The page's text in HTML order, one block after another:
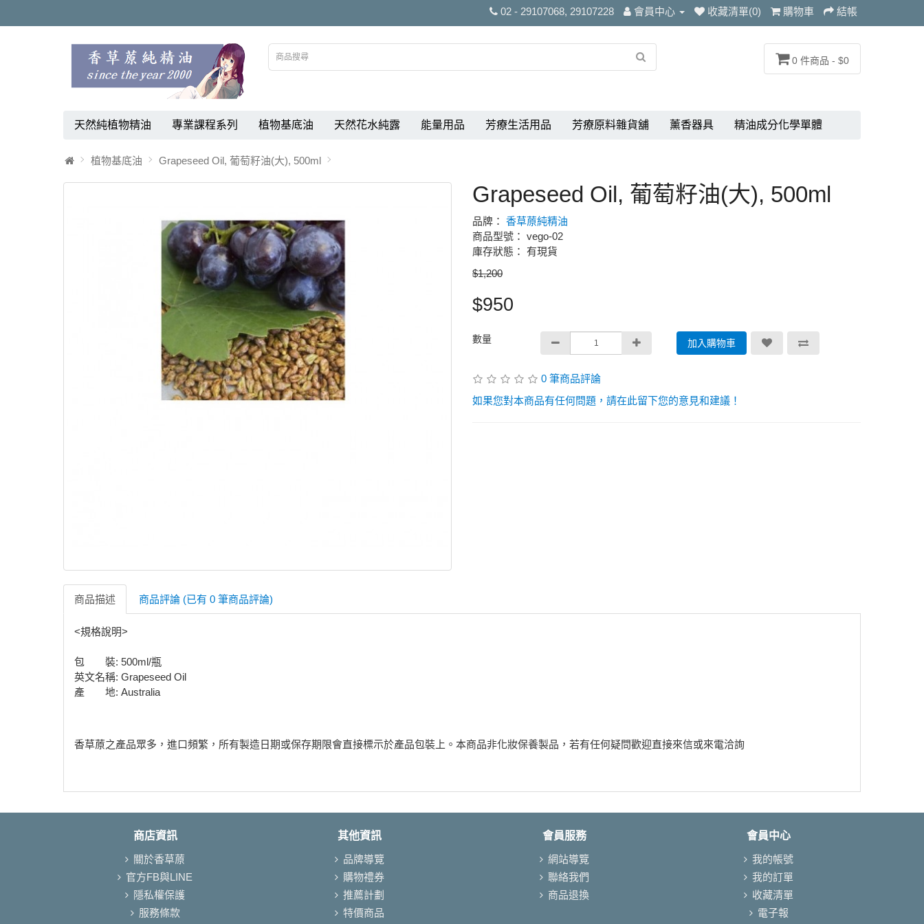
02 - 29107068, 29107228 會員中心 收藏清單(0) 購物車 結帳
0 件商品 - $0
天然純植物精油 專業課程系列 植物基底油 天然花水純露 能量用品 芳療生活用品 芳療原料雜貨舖 薰香器具 精油成分化學單體
植物基底油 Grapeseed Oil, 葡萄籽油(大), 500ml
Grapeseed Oil, 葡萄籽油(大), 500ml
品牌： 香草蒝純精油
商品型號： vego-02
庫存狀態： 有現貨
$1,200
$950
數量 加入購物車
0 筆商品評論
如果您對本商品有任何問題，請在此留下您的意見和建議！
商品描述 商品評論 (已有 0 筆商品評論)
<規格說明>
包 裝: 500ml/瓶
英文名稱: Grapeseed Oil
產 地: Australia
香草蒝之產品眾多，進口頻繁，所有製造日期或保存期限會直接標示於產品包裝上。本商品非化妝保養製品，若有任何疑問歡迎直接來信或來電洽詢
商店資訊
關於香草蒝
官方FB與LINE
隱私權保護
服務條款
其他資訊
品牌導覽
購物禮券
推薦計劃
特價商品
會員服務
網站導覽
聯絡我們
商品退換
會員中心
我的帳號
我的訂單
收藏清單
電子報